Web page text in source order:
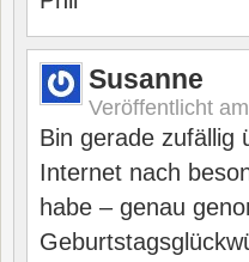
Susanne
Veröffentlicht am
Bin gerade zufällig
Internet nach
habe – genau